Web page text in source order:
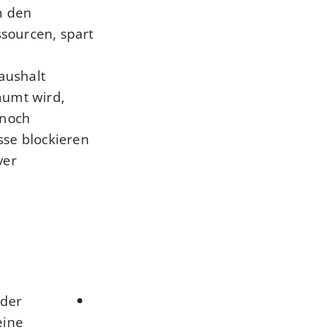
den
spart
wird,
blockieren